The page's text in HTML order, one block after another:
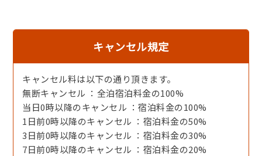
◆ 間人蟹とよ志のや ◆
先代（2009年に「現代の名工」に認定）が1957年から2年
の月日を費やし、
後に【黄金のスープ】と絶賛されるかにすきスープが完
成。
さらに、自身「完成した時には体が震えた」と語る【本物
の蟹刺し】を作り出し、
1960年には焼きガニやカニみそスープなども取り入れた
【かにフルコース】の提供を開始。
キャンセル規定
キャンセル料は以下の通り頂きます。
無断キャンセル ：全泊宿泊料金の100%
当日0時以降のキャンセル ：宿泊料金の100%
1日前0時以降のキャンセル ：宿泊料金の50%
3日前0時以降のキャンセル ：宿泊料金の30%
7日前0時以降のキャンセル ：宿泊料金の20%